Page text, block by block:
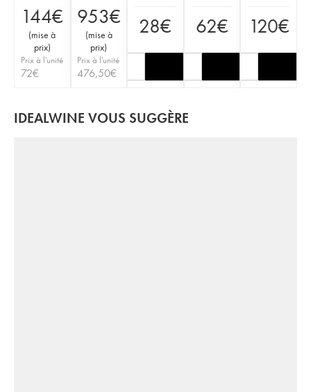
144€
(mise à
prix)
Prix à l'unité
72€
953€
(mise à
prix)
Prix à l'unité
476,50€
28€ 62€ 120€
IDEALWINE VOUS SUGGÈRE